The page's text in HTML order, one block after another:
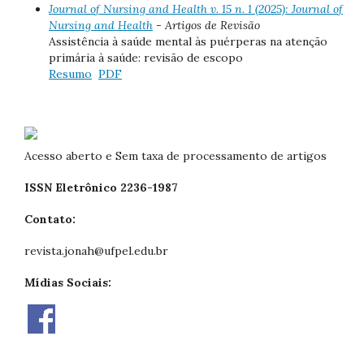
Journal of Nursing and Health v. 15 n. 1 (2025): Journal of
Nursing and Health - Artigos de Revisão
Assistência à saúde mental às puérperas na atenção
primária à saúde: revisão de escopo
Resumo PDF
Acesso aberto e Sem taxa de processamento de artigos
ISSN Eletrônico 2236-1987
Contato:
revista.jonah@ufpel.edu.br
Mídias Sociais: